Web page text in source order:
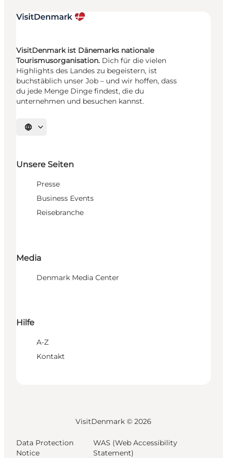
VisitDenmark ist Dänemarks nationale
Tourismusorganisation. Dich für die vielen
Highlights des Landes zu begeistern, ist
buchstäblich unser Job – und wir hoffen, dass
du jede Menge Dinge findest, die du
unternehmen und besuchen kannst.
Sprache auswählen
Unsere Seiten
Presse
Business Events
Reisebranche
Media
Denmark Media Center
Hilfe
A-Z
Kontakt
VisitDenmark © 2026
Data Protection
Notice
WAS (Web Accessibility
Statement)